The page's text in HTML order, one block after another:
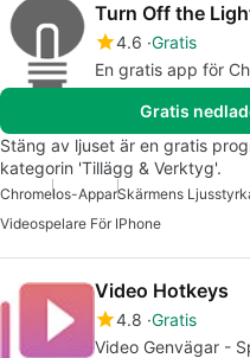
Turn Off the
4.6 Gratis
En gratis app för
Gratis
Stäng av ljuset är en gratis
kategorin 'Tillägg & Verktyg'.
ChromeIos-ApparSkärmens
Videospelare För IPhone
Video Hotkeys
4.8 Gratis
Video Genvägar -